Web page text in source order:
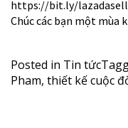
https://bit.ly/
Chúc các bạn một mùa
Posted in Tin tức
Pham, thiết kế cuộc